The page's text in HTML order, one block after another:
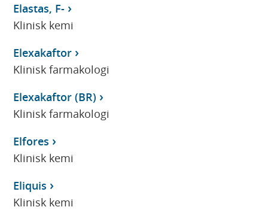
Elastas, F-
Klinisk kemi
Elexakaftor
Klinisk farmakologi
Elexakaftor (BR)
Klinisk farmakologi
Elfores
Klinisk kemi
Eliquis
Klinisk kemi